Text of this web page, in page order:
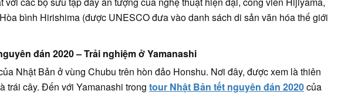
bình Hirishima (được UNESCO đưa vào danh sách di sản văn hóa thế giới
đán 2020 – Trải nghiệm ở Yamanashi
Nhật Bản ở vùng Chubu trên hòn đảo Honshu. Nơi đây, được xem là thiên
trái cây. Đến với Yamanashi trong tour Nhật Bản tết nguyên đán 2020của